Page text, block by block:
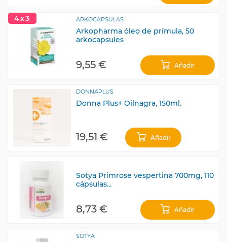
4x3 ARKOCAPSULAS
Arkopharma óleo de prímula, 50
arkocapsules
9,55 € Añadir
DONNAPLUS
Donna Plus+ Oilnagra, 150ml.
19,51 € Añadir
Sotya Primrose vespertina 700mg, 110
cápsulas...
8,73 € Añadir
SOTYA